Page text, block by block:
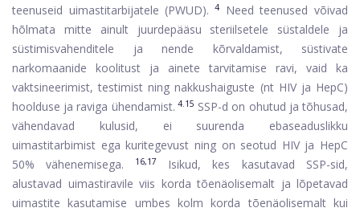
teenuseid uimastitarbijatele (PWUD). 4
Need teenused võivad
hõlmata mitte ainult juurdepääsu steriilsetele süstaldele ja
süstimisvahenditele ja nende kõrvaldamist, süstivate
narkomaanide koolitust ja ainete tarvitamise ravi, vaid ka
vaktsineerimist, testimist ning nakkushaiguste (nt HIV ja HepC)
hoolduse ja raviga ühendamist. 4.15 SSP-d on ohutud ja tõhusad,
vähendavad kulusid, ei suurenda ebaseaduslikku
uimastitarbimist ega kuritegevust ning on seotud HIV ja HepC
50% vähenemisega. 16,17
Isikud, kes kasutavad SSP-sid,
alustavad uimastiravile viis korda tõenäolisemalt ja lõpetavad
uimastite kasutamise umbes kolm korda tõenäolisemalt kui